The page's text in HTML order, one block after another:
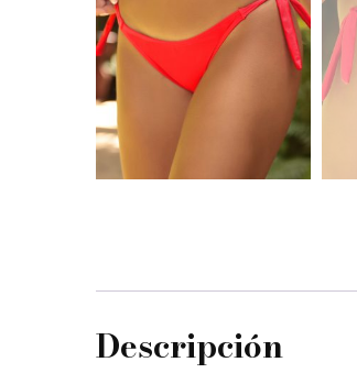
Descripción